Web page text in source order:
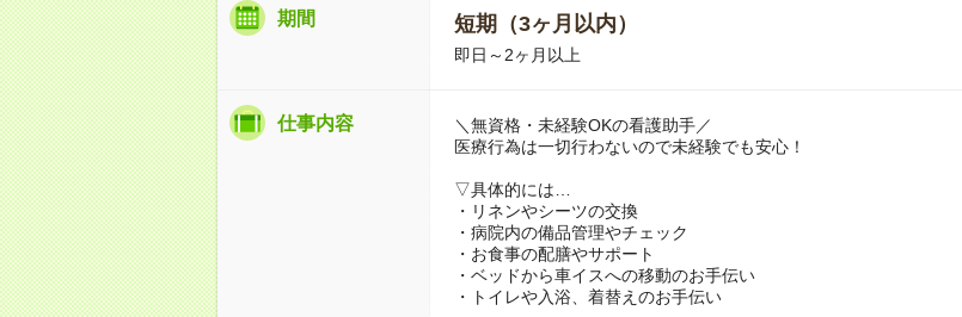
期間 短期（3ヶ月以内）
即日～2ヶ月以上
仕事内容
＼無資格・未経験OKの看護助手／
医療行為は一切行わないので未経験でも安心！
▽具体的には…
・リネンやシーツの交換
・病院内の備品管理やチェック
・お食事の配膳やサポート
・ベッドから車イスへの移動のお手伝い
・トイレや入浴、着替えのお手伝い